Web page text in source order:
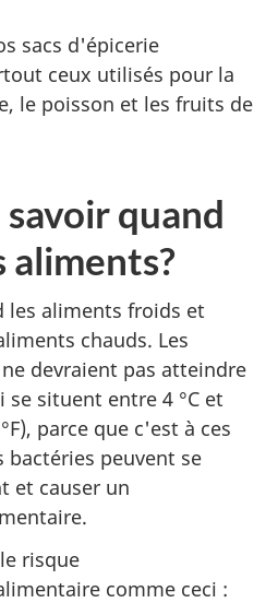
sacs d'épicerie
ceux utilisés pour la
le poisson et les fruits de
quand
aliments?
les aliments froids et
chauds. Les
devraient pas atteindre
situent entre 4 °C et
parce que c'est à ces
peuvent se
et causer un
risque
comme ceci :